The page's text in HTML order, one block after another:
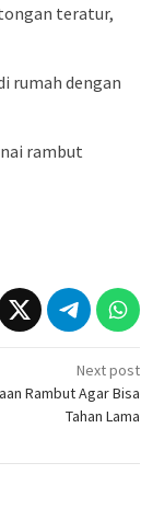
teratur,
rumah dengan
rambut
Next post
Rambut Agar Bisa
Tahan Lama